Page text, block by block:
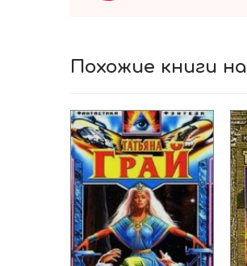
Похожие книги